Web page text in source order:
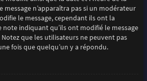
message n’apparaîtra pas si un modérateur
le message, cependant ils ont la
note indiquant qu’ils ont modifié le message
que les utilisateurs ne peuvent pas
fois que quelqu’un y a répondu.